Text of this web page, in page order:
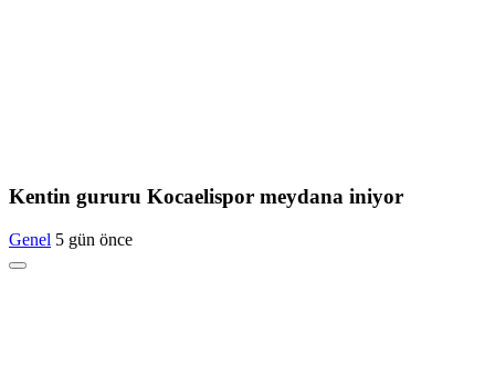
Kentin gururu Kocaelispor meydana iniyor
Genel 5 gün önce